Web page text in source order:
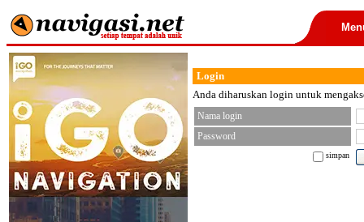
Login
Anda diharuskan login untuk
Nama login
Password
simpan